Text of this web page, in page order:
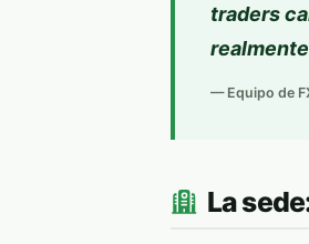
traders
— Equipo de
La